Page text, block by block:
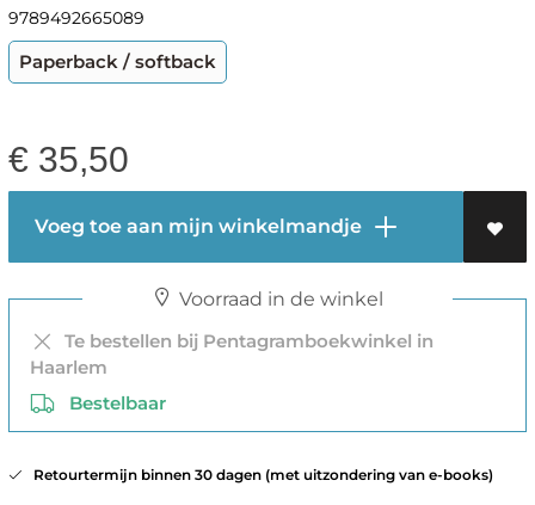
9789492665089
Paperback / softback
€ 35,50
Voeg toe aan mijn winkelmandje
Voorraad in de winkel
Te bestellen bij Pentagramboekwinkel in
Haarlem
Bestelbaar
Retourtermijn binnen 30 dagen (met uitzondering van e-books)